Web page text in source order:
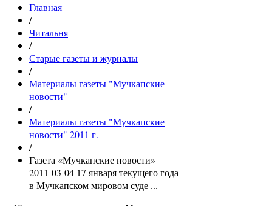
Главная
/
Читальня
/
Старые газеты и журналы
/
Материалы газеты "Мучкапские
новости"
/
Материалы газеты "Мучкапские
новости" 2011 г.
/
Газета «Мучкапские новости»
2011-03-04 17 января текущего года
в Мучкапском мировом суде ...